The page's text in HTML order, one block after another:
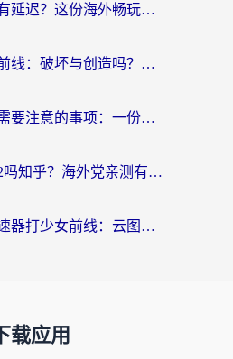
国外打重生细胞有延迟？这份海外畅玩国服游戏加速器终极指南请收好
在欧洲能玩堡垒前线：破坏与创造吗？海外党国服游戏不卡顿的秘密
国外玩星战前夜需要注意的事项：一份来自老玩家的网络生存指南
在国外能玩剑灵2吗知乎？海外党亲测有效的国服游戏加速指南
在国外用什么加速器打少女前线：云图计划不卡？一个老玩家的掏心分享
下载应用